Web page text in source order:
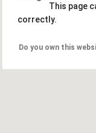
This page
correctly.
Do you own this